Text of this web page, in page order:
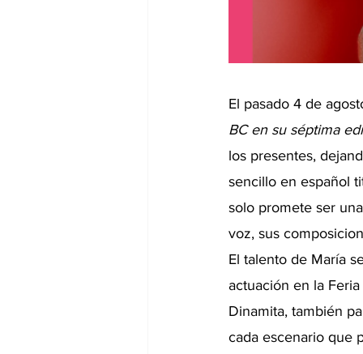
El pasado 4 de
BC en su séptima
los presentes,
sencillo en español
solo promete ser
voz, sus
El talento de María
actuación en la
Dinamita, también
cada escenario que